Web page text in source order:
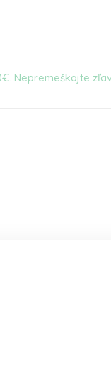
Nepremeškajte